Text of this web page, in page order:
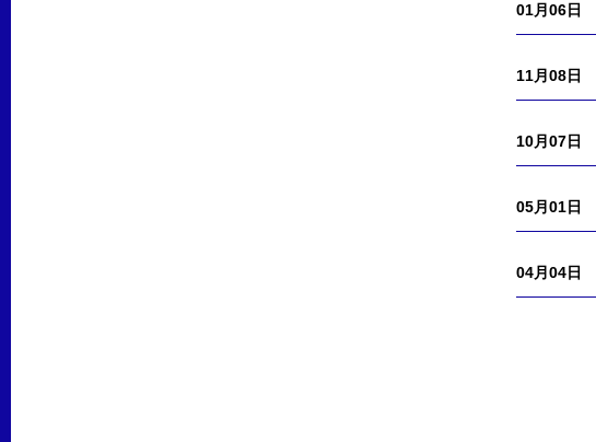
01月06日
11月08日
10月07日
05月01日
04月04日